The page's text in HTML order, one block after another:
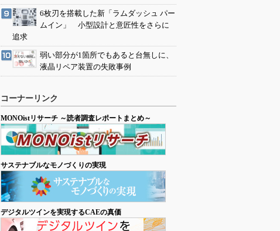
6枚刃を搭載した新「ラムダッシュ パー
ムイン」 小型設計と意匠性をさらに
追求
弱い部分が1箇所でもあると台無しに、
液晶リペア装置の失敗事例
コーナーリンク
MONOistリサーチ ～読者調査レポートまとめ～
サステナブルなモノづくりの実現
デジタルツインを実現するCAEの真価